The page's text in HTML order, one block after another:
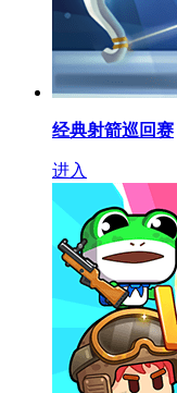
经典射箭巡回赛
进入